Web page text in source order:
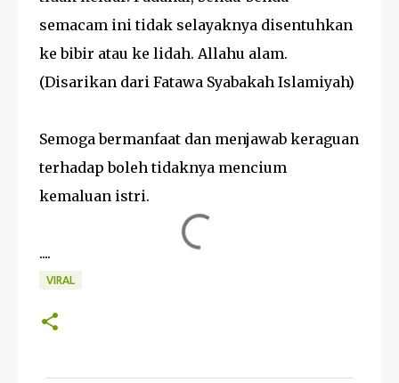
semacam ini tidak selayaknya disentuhkan
ke bibir atau ke lidah. Allahu alam.
(Disarikan dari Fatawa Syabakah Islamiyah)
Semoga bermanfaat dan menjawab keraguan
terhadap boleh tidaknya mencium
kemaluan istri.
....
VIRAL